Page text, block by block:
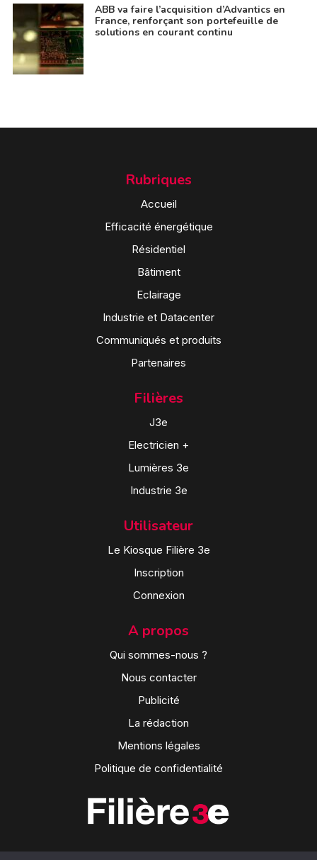
ABB va faire l’acquisition d’Advantics en
France, renforçant son portefeuille de
solutions en courant continu
Rubriques
Accueil
Efficacité énergétique
Résidentiel
Bâtiment
Eclairage
Industrie et Datacenter
Communiqués et produits
Partenaires
Filières
J3e
Electricien +
Lumières 3e
Industrie 3e
Utilisateur
Le Kiosque Filière 3e
Inscription
Connexion
A propos
Qui sommes-nous ?
Nous contacter
Publicité
La rédaction
Mentions légales
Politique de confidentialité